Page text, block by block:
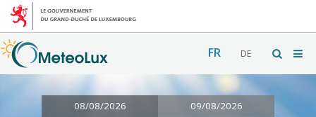
FR DE
08/08/2026 09/08/2026